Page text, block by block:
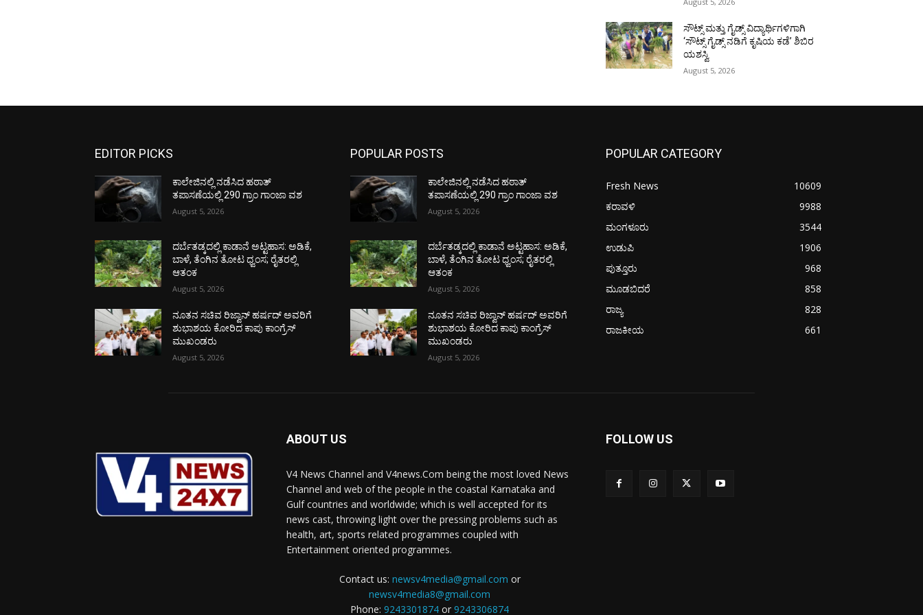
ಸೌಟ್ಸ್ ಮತ್ತು ಗೈಡ್ಸ್ ವಿದ್ಯಾರ್ಥಿಗಳಿಗಾಗಿ
‘ಸೌಟ್ಸ್ ಗೈಡ್ಸ್ ನಡಿಗೆ ಕೃಷಿಯ ಕಡೆ’ ಶಿಬಿರ
ಯಶಸ್ವಿ
August 5, 2026
EDITOR PICKS
ಕಾಲೇಜಿನಲ್ಲಿ ನಡೆಸಿದ ಹಠಾತ್
ತಪಾಸಣೆಯಲ್ಲಿ 290 ಗ್ರಾಂ ಗಾಂಜಾ ವಶ
August 5, 2026
ದರ್ಬೆತಡ್ಕದಲ್ಲಿ ಕಾಡಾನೆ ಅಟ್ಟಹಾಸ: ಅಡಿಕೆ,
ಬಾಳೆ, ತೆಂಗಿನ ತೋಟ ಧ್ವಂಸ; ರೈತರಲ್ಲಿ
ಆತಂಕ
August 5, 2026
ನೂತನ ಸಚಿವ ರಿಜ್ವಾನ್ ಹರ್ಷದ್ ಅವರಿಗೆ
ಶುಭಾಶಯ ಕೋರಿದ ಕಾಪು ಕಾಂಗ್ರೆಸ್
ಮುಖಂಡರು
August 5, 2026
POPULAR POSTS
ಕಾಲೇಜಿನಲ್ಲಿ ನಡೆಸಿದ ಹಠಾತ್
ತಪಾಸಣೆಯಲ್ಲಿ 290 ಗ್ರಾಂ ಗಾಂಜಾ ವಶ
August 5, 2026
ದರ್ಬೆತಡ್ಕದಲ್ಲಿ ಕಾಡಾನೆ ಅಟ್ಟಹಾಸ: ಅಡಿಕೆ,
ಬಾಳೆ, ತೆಂಗಿನ ತೋಟ ಧ್ವಂಸ; ರೈತರಲ್ಲಿ
ಆತಂಕ
August 5, 2026
ನೂತನ ಸಚಿವ ರಿಜ್ವಾನ್ ಹರ್ಷದ್ ಅವರಿಗೆ
ಶುಭಾಶಯ ಕೋರಿದ ಕಾಪು ಕಾಂಗ್ರೆಸ್
ಮುಖಂಡರು
August 5, 2026
POPULAR CATEGORY
Fresh News
10609
ಕರಾವಳಿ
9988
ಮಂಗಳೂರು
3544
ಉಡುಪಿ
1906
ಪುತ್ತೂರು
968
ಮೂಡಬಿದರೆ
858
ರಾಜ್ಯ
828
ರಾಜಕೀಯ
661
ABOUT US
V4 News Channel and V4news.Com being the most loved News
Channel and web of the people in the coastal Karnataka and
Gulf countries and worldwide; which is well accepted for its
news cast, throwing light over the pressing problems such as
health, art, sports related programmes coupled with
Entertainment oriented programmes.
Contact us: newsv4media@gmail.com or
newsv4media8@gmail.com
Phone: 9243301874 or 9243306874
FOLLOW US